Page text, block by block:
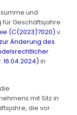
und
für Geschäftsjahre
(C(2023)7020) v.
Änderung des
16.04.2024) in
mit Sitz in
die vor